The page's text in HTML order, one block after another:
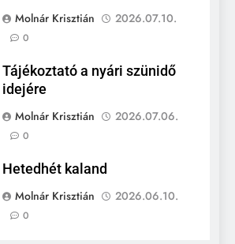
Molnár Krisztián
2026.07.10.
0
Tájékoztató a nyári szünidő
idejére
Molnár Krisztián
2026.07.06.
0
Hetedhét kaland
Molnár Krisztián
2026.06.10.
0